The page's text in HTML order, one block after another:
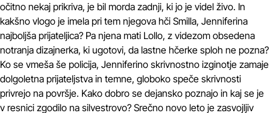
očitno nekaj prikriva, je bil morda zadnji, ki jo je videl živo. In
kakšno vlogo je imela pri tem njegova hči Smilla, Jenniferina
najboljša prijateljica? Pa njena mati Lollo, z videzom obsedena
notranja dizajnerka, ki ugotovi, da lastne hčerke sploh ne pozna?
Ko se vmeša še policija, Jenniferino skrivnostno izginotje zamaje
dolgoletna prijateljstva in temne, globoko speče skrivnosti
privrejo na površje. Kako dobro se dejansko poznajo in kaj se je
v resnici zgodilo na silvestrovo? Srečno novo leto je zasvojljiv